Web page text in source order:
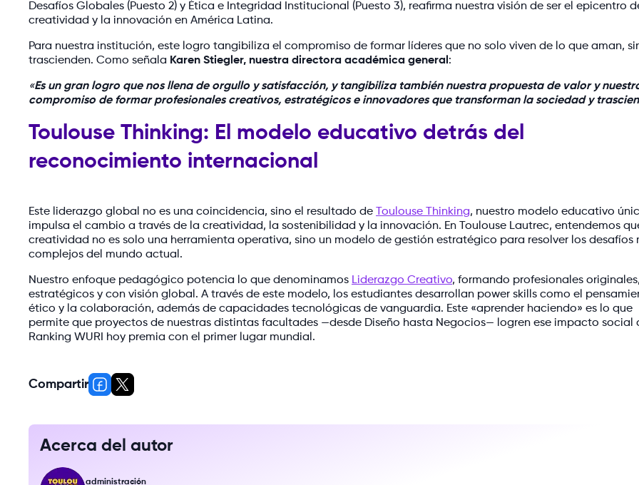
Desafíos Globales (Puesto 2) y Ética e Integridad Institucional (Puesto 3), reafirma nuestra visión de ser el epicentro
creatividad y la innovación en América Latina.
Para nuestra institución, este logro tangibiliza el compromiso de formar líderes que no solo viven de lo que aman,
trascienden. Como señala Karen Stiegler, nuestra directora académica general :
«Es un gran logro que nos llena de orgullo y satisfacción, y tangibiliza también nuestra propuesta de valor y
compromiso de formar profesionales creativos, estratégicos e innovadores que transforman la sociedad y
Toulouse Thinking: El modelo educativo detrás del
reconocimiento internacional
Este liderazgo global no es una coincidencia, sino el resultado de Toulouse Thinking, nuestro modelo educativo
impulsa el cambio a través de la creatividad, la sostenibilidad y la innovación. En Toulouse Lautrec, entendemos
creatividad no es solo una herramienta operativa, sino un modelo de gestión estratégico para resolver los desafíos
complejos del mundo actual.
Nuestro enfoque pedagógico potencia lo que denominamos Liderazgo Creativo, formando profesionales originales,
estratégicos y con visión global. A través de este modelo, los estudiantes desarrollan power skills como el
ético y la colaboración, además de capacidades tecnológicas de vanguardia. Este «aprender haciendo» es lo que
permite que proyectos de nuestras distintas facultades —desde Diseño hasta Negocios— logren ese impacto social
Ranking WURI hoy premia con el primer lugar mundial.
Compartir
Acerca del autor
administración